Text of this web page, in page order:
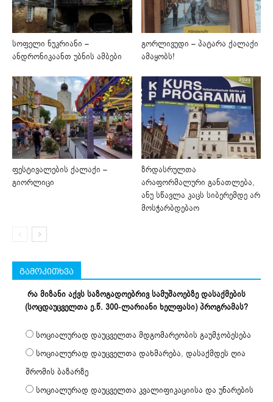
სოფელი ნუკრიანი –
ანდრონიკაანთ უბნის ამბები
გორლივუდი – პატარა ქალაქი
ამაყობს!
ფესტივალების ქალაქი –
გიორლიცი
ზრდასრულთა
არაფორმალური განათლება,
ანუ სწავლა კაცს სიბერემდე არ
მოსჭარბდებაო
გამოკითხვა
რა მიზანი აქვს საზოგადოებრივ სამუშაოებზე დასაქმების
(სოცდაუცველთა ე.წ. 300-ლარიანი ხელფასი) პროგრამას?
სოციალურად დაუცველთა მდგომარეობის გაუმჯობესება
სოციალურად დაუცველთა დახმარება, დასაქმდეს ღია
შრომის ბაზარზე
სოციალურად დაუცველთა კვალიფიკაციისა და უნარების